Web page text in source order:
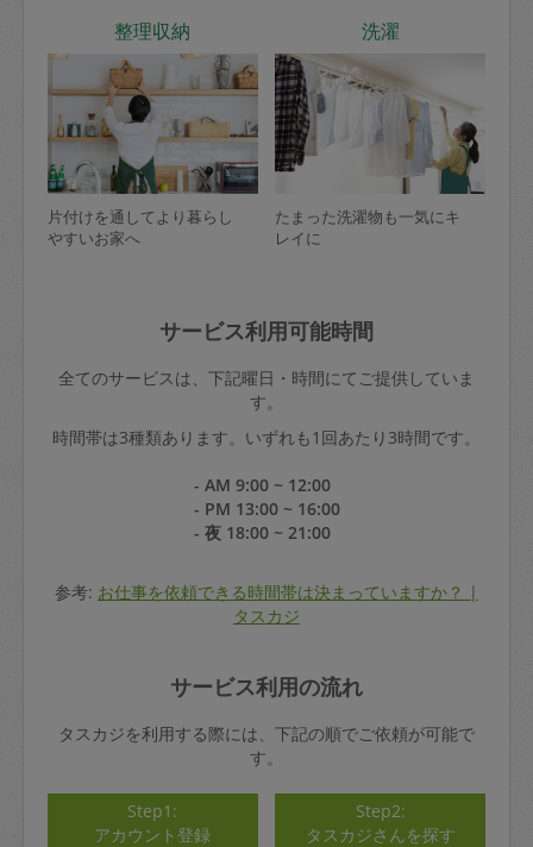
整理収納
片付けを通してより暮らし
やすいお家へ
洗濯
たまった洗濯物も一気にキ
レイに
サービス利用可能時間
全てのサービスは、下記曜日・時間にてご提供していま
す。
時間帯は3種類あります。いずれも1回あたり3時間です。
- AM 9:00 ~ 12:00
- PM 13:00 ~ 16:00
- 夜 18:00 ~ 21:00
参考: お仕事を依頼できる時間帯は決まっていますか？ |
タスカジ
サービス利用の流れ
タスカジを利用する際には、下記の順でご依頼が可能で
す。
Step1:
アカウント登録
Step2:
タスカジさんを探す